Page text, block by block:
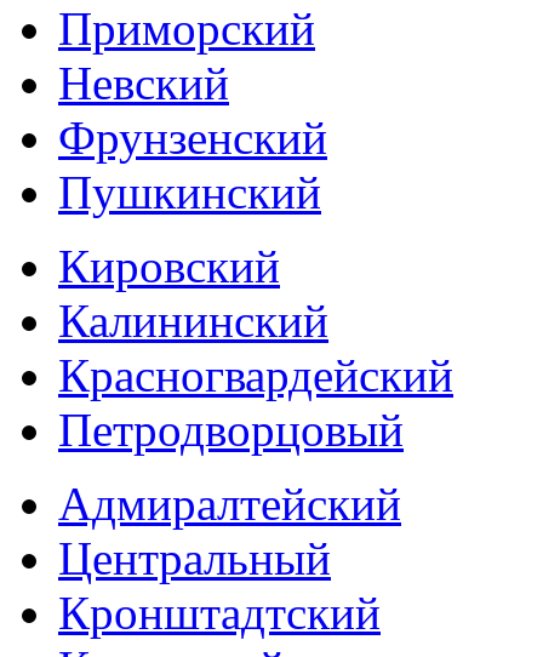
Приморский
Невский
Фрунзенский
Пушкинский
Кировский
Калининский
Красногвардейский
Петродворцовый
Адмиралтейский
Центральный
Кронштадтский